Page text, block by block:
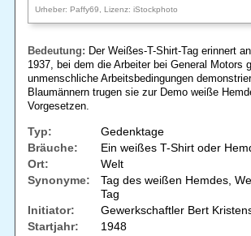
Urheber: Paffy69, Lizenz: iStockphoto
Bedeutung: Der Weißes-T-Shirt-Tag erinnert
1937, bei dem die Arbeiter bei General Motors
unmenschliche Arbeitsbedingungen
Blaumännern trugen sie zur Demo weiße
Vorgesetzen.
Typ:
Gedenktage
Bräuche:
Ein weißes T-Shirt oder
Ort:
Welt
Synonyme:
Tag des weißen Hemdes,
Tag
Initiator:
Gewerkschaftler Bert
Startjahr:
1948